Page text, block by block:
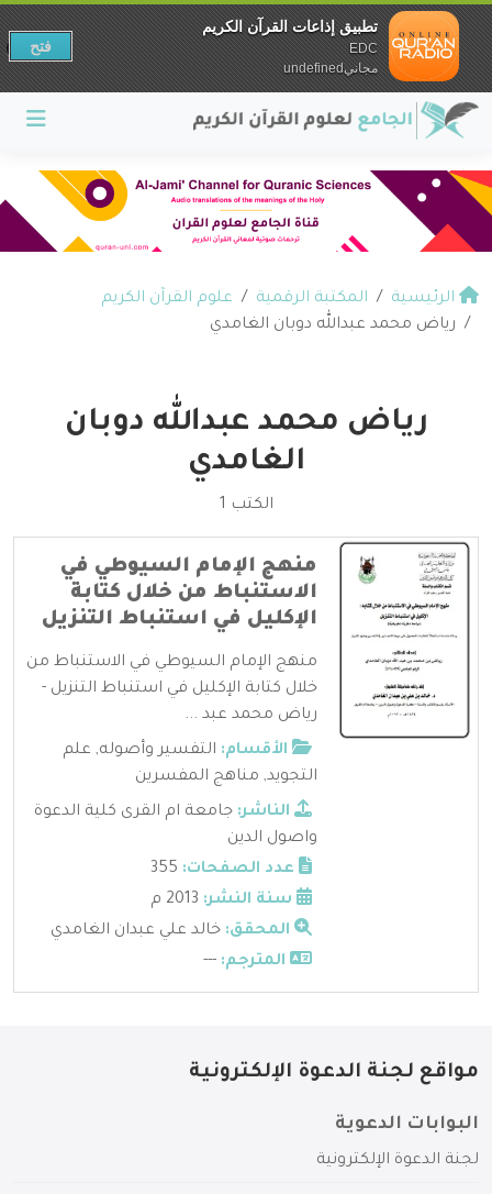
الرئيسية المكتبة الرقمية
علوم القرآن الكريم
رياض محمد عبدالله دوبان الغامدي
رياض محمد عبدالله دوبان
الغامدي
الكتب 1
منهج الإمام السيوطي في
الاستنباط من خلال كتابة
الإكليل في استنباط التنزيل
منهج الإمام السيوطي في الاستنباط من
خلال كتابة الإكليل في استنباط التنزيل -
رياض محمد عبد ...
الأقسام: التفسير وأصوله, علم
التجويد, مناهج المفسرين
الناشر: جامعة ام القرى كلية الدعوة
واصول الدين
عدد الصفحات:
سنة النشر:
المحقق: خالد علي عبدان الغامدي
المترجم: ---
مواقع لجنة الدعوة الإلكترونية
البوابات الدعوية
لجنة الدعوة الإلكترونية
تطبيق إذاعات القرآن الكريم
EDC
مجانيundefined
فتح